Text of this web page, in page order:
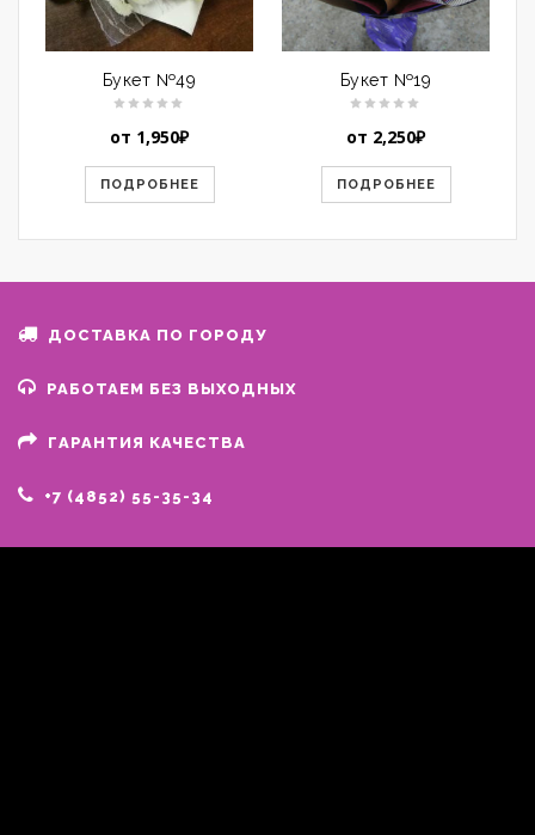
Букет №49
от 1,950₽
ПОДРОБНЕЕ
Букет №19
от 2,250₽
ПОДРОБНЕЕ
ДОСТАВКА ПО ГОРОДУ
РАБОТАЕМ БЕЗ ВЫХОДНЫХ
ГАРАНТИЯ КАЧЕСТВА
+7 (4852) 55-35-34